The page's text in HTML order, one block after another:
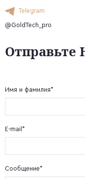
Telegram
@GoldTech_pro
Имя и фамилия*
E-mail*
Сообщение*